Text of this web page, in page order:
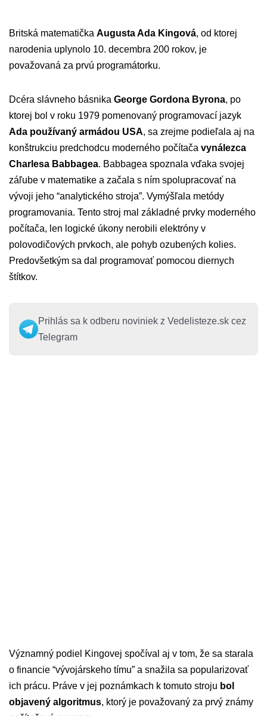
Britská matematička Augusta Ada Kingová, od ktorej
narodenia uplynolo 10. decembra 200 rokov, je
považovaná za prvú programátorku.
Dcéra slávneho básnika George Gordona Byrona, po
ktorej bol v roku 1979 pomenovaný programovací jazyk
Ada používaný armádou USA, sa zrejme podieľala aj na
konštrukciu predchodcu moderného počítača vynálezca
Charlesa Babbagea. Babbagea spoznala vďaka svojej
záľube v matematike a začala s ním spolupracovať na
vývoji jeho “analytického stroja”. Vymýšľala metódy
programovania. Tento stroj mal základné prvky moderného
počítača, len logické úkony nerobili elektróny v
polovodičových prvkoch, ale pohyb ozubených kolies.
Predovšetkým sa dal programovať pomocou diernych
štítkov.
Prihlás sa k odberu noviniek z Vedelisteze.sk cez
Telegram
Významný podiel Kingovej spočíval aj v tom, že sa starala
o financie “vývojárskeho tímu” a snažila sa popularizovať
ich prácu. Práve v jej poznámkach k tomuto stroju bol
objavený algoritmus, ktorý je považovaný za prvý známy